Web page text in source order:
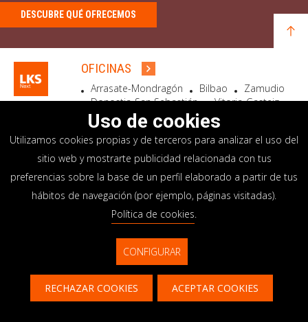
DESCUBRE QUÉ OFRECEMOS
OFICINAS
Arrasate-Mondragón Bilbao
Zamudio
Donostia-San Sebastián
Vitoria-Gasteiz
Madrid
El Astillero Bidart
SEDE SOCIAL
Goiru, 7 Arrasate-Mondragón
CP 20500 GIPUZKOA – SPAIN
+34 900 84 14 14
info@lksnext.com
Aviso legal
Portal de privacidad
Política de cookies
Sistema interno información
Uso de cookies
Utilizamos cookies propias y de terceros para analizar el uso del
sitio web y mostrarte publicidad relacionada con tus
preferencias sobre la base de un perfil elaborado a partir de tus
hábitos de navegación (por ejemplo, páginas visitadas).
Política de cookies.
CONFIGURAR
RECHAZAR COOKIES ACEPTAR COOKIES